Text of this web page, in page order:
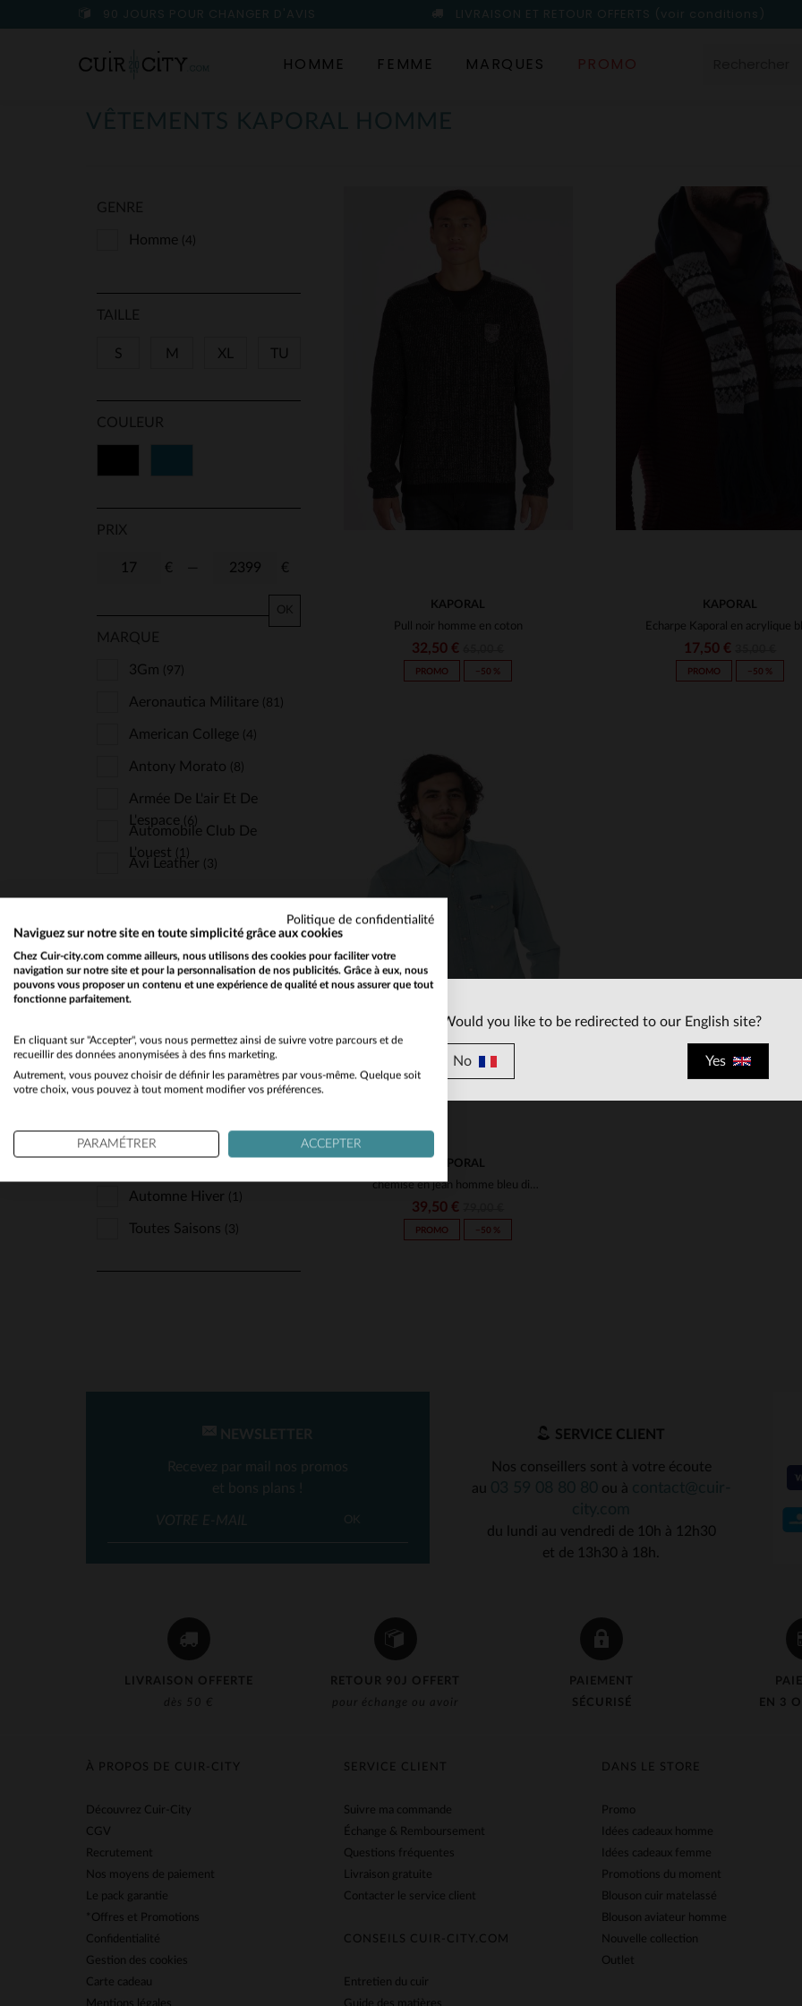
90 JOURS POUR CHANGER D'AVIS LIVRAISON ET RETOUR OFFERTS (voir conditions)
HOMME FEMME MARQUES PROMO
VÊTEMENTS KAPORAL HOMME
GENRE
Homme (4)
TAILLE
S M XL TU
COULEUR
PRIX
€ €
OK
MARQUE
3Gm (97)
Aeronautica Militare (81)
American College (4)
Antony Morato (8)
Armée De L'air Et De
L'espace
(6)
Automobile Club De
L'ouest
(1)
Avi Leather (3)
Aéro-Design(1)
Buco(30)
Bugatti(2)
Capslab
Cityzen (84)
Classic Legend Motors
Cuir-City(2)
Daytona
Kaporal Shoes
Last Rebels(4)
Marine Nationale
Mc Gregor (1)
Milestone (1)
Paris Saint Germain
Redskins
MATIÈRE
Textile(4)
COUPE
Regular (2)
Automne Hiver (1)
Toutes Saisons (3)
KAPORAL
Pull noir homme en coton
32,50 €
PROMO −50 %
KAPORAL
Echarpe Kaporal en acrylique
17,50 €
PROMO −50 %
TAILLES DISPONIBLES
KAPORAL
chemise en jean homme bleu diego bleach
39,50 €
PROMO −50 %
LIVRAISON OFFERTE
dès 50 €
RETOUR 90J OFFERT
pour échange ou avoir
PAIEMENT
SÉCURISÉ
EN 3
NEWSLETTER
Recevez par mail nos promos
et bons plans !
OK
SERVICE CLIENT
Nos conseillers sont à votre écoute
au
ou à
du lundi au vendredi de 10h à 12h30
et de 13h30 à 18h.
SERVICE CLIENT
Suivre ma commande
Échange & Remboursement
Questions fréquentes
Livraison gratuite
Contacter le service client
CONSEILS CUIR-CITY.COM
Entretien du cuir
DANS LE STORE
Promo
Idées cadeaux homme
Idées cadeaux femme
Promotions du moment
Blouson cuir matelassé
Blouson aviateur homme
Nouvelle collection
Outlet
À PROPOS DE CUIR-CITY
Découvrez Cuir-City
CGV
Recrutement
Nos moyens de paiement
Le pack garantie
*Offres et Promotions
Confidentialité
Gestion des cookies
Carte cadeau
Would you like to be redirected to our English site?
No Yes
Politique de confidentialité
Naviguez sur notre site en toute simplicité grâce aux cookies
Chez Cuir-city.com comme ailleurs, nous utilisons des cookies pour faciliter votre
navigation sur notre site et pour la personnalisation de nos publicités. Grâce à eux, nous
pouvons vous proposer un contenu et une expérience de qualité et nous assurer que tout
fonctionne parfaitement.
En cliquant sur "Accepter", vous nous permettez ainsi de suivre votre parcours et de
recueillir des données anonymisées à des fins marketing.
Autrement, vous pouvez choisir de définir les paramètres par vous-même. Quelque soit
votre choix, vous pouvez à tout moment modifier vos préférences.
PARAMÉTRER ACCEPTER